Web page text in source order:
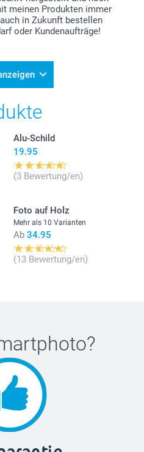
wir am 29.3.2024 erhalten,
war an diesem Tag, wie
geschlossen, aus diesem
der Bestellung bis zur
nicht garantiert sind.
meinen Produkten immer
in Zukunft bestellen
oder Kundenaufträge!
Alu-Schild
19.95
(3 Bewertung/en)
Foto auf Holz
Mehr als 10 Varianten
Ab 34.95
(13 Bewertung/en)
?